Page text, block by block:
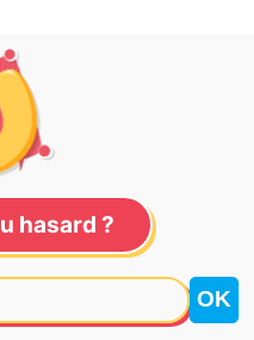
hasard ?